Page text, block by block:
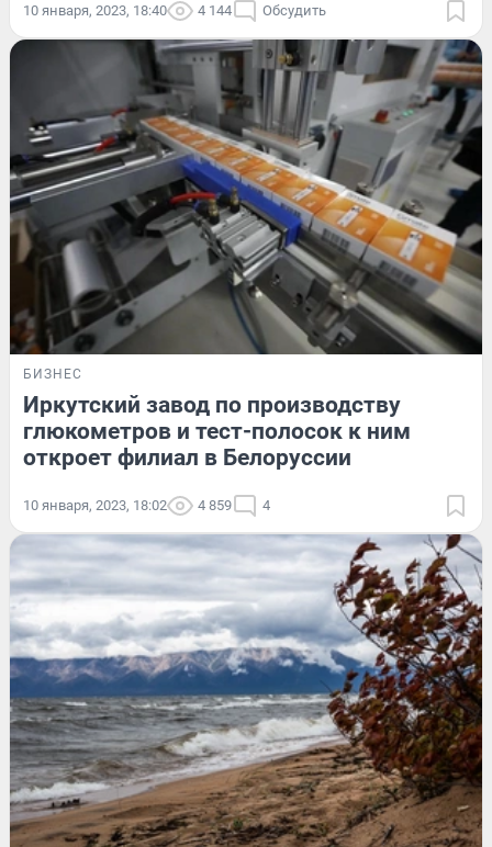
10 января, 2023, 18:40 4 144 Обсудить
БИЗНЕС
Иркутский завод по производству
глюкометров и тест-полосок к ним
откроет филиал в Белоруссии
10 января, 2023, 18:02 4 859 4